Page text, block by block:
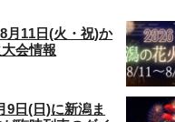
月11日(火・祝)か
会情報
9日(日)に新潟ま